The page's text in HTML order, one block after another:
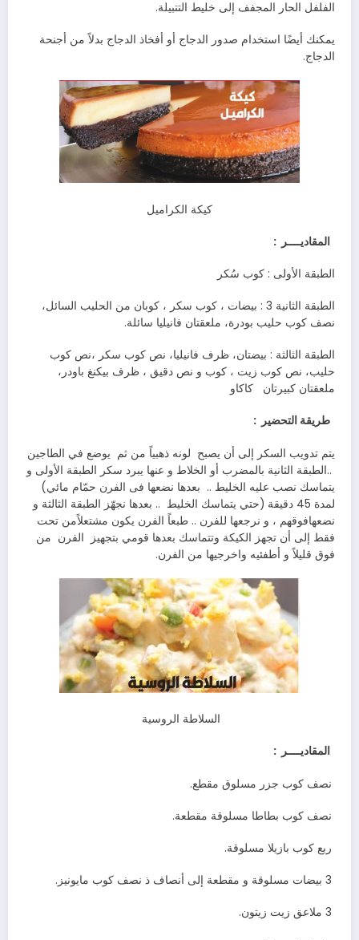
‬الفلفل‭ ‬الحار‭ ‬المجفف‭ ‬إلى‭ ‬خليط‭ ‬التتبيلة‭.‬
‬الدجاج‭.‬
كيكة الكراميل
‬المقاديــــر‭ :
الطبقة‭ ‬الأولى‭ :‬
الطبقة‭ ‬الثانية
‭ : ‬3‭ ‬بيضات‭ ‬،‭ ‬كوب‭ ‬سكر‭ ‬،‭ ‬كوبان‭ ‬من‭ ‬الحليب‭ ‬السائل‭ ‬،‭
‬نصف‭ ‬كوب‭ ‬حليب‭ ‬بودرة،‭ ‬ملعقتان‭ ‬فانيليا‭ ‬سائلة‭ .‬
الطبقة‭ ‬الثالثة‭ : ‬
‬حليب،‭ ‬نص‭ ‬كوب‭ ‬زيت‭ ‬،‭ ‬كوب‭ ‬و‭ ‬نص‭ ‬دقيق‭ ‬،‭ ‬ظرف‭ ‬بيكنغ‭ ‬باودر‭ ‬،‭
‬ملعقتان‭ ‬كبيرتان‭
‬كاكاو
‬طريقة‭ ‬التحضير‭ :
يتم‭ ‬تدويب‭ ‬السكر‭ ‬إلى‭ ‬أن‭ ‬يصبح‭ ‬لونه‭ ‬ذهبياً‭ ‬من‭ ‬ثم‭
‬يتماسك‭ ‬نصب‭ ‬عليه‭ ‬الخليط‭
.. ‬بعدها‭ ‬نضعها‭ ‬فى‭ ‬الفرن‭ ‬حمّام‭ ‬مائي‭ (
‬لمدة‭ ‬45‭ ‬دقيقة‭) ‬حتي‭ ‬يتماسك‭ ‬الخليط‭ ..
‬فقط‭ ‬إلى‭ ‬أن‭ ‬تجهز‭ ‬الكيكة‭ ‬وتتماسك‭ ‬بعدها‭ ‬قومي‭ ‬بتجهيز‭
‬الفرن‭
‬فوق‭ ‬قليلاً‭ ‬و‭ ‬أطفئيه‭ ‬واخرجيها‭ ‬من‭ ‬الفرن‭.‬
السلاطة‭ ‬الروسية‭ ‬
‬المقاديــــر‭ :
‭ ‬3‭ ‬بيضات‭ ‬مسلوقة‭ ‬و‭ ‬مقطعة‭ ‬إلى‭ ‬أنصاف‭ ‬ذ‭ ‬نصف‭ ‬كوب‭ ‬مايونيز‭ .‬
‭ ‬3‭ ‬ملاعق‭ ‬زيت‭ ‬زيتون‭ .‬